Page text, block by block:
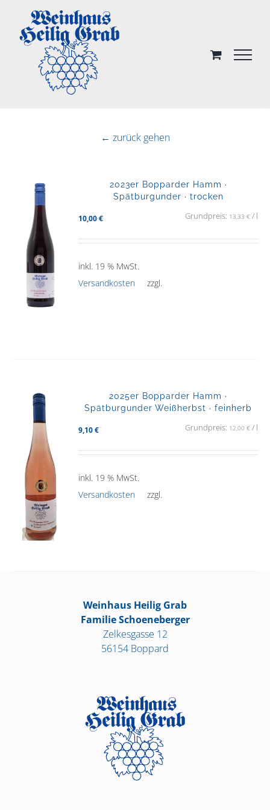
content
← zurück gehen
2023er Bopparder Hamm ·
Spätburgunder · trocken
10,00€ Grundpreis: 13,33 €/ l
inkl. 19 % MwSt.
zzgl.
Versandkosten
2025er Bopparder Hamm ·
Spätburgunder Weißherbst · feinherb
9,10€ Grundpreis: 12,00 €/ l
inkl. 19 % MwSt.
zzgl.
Versandkosten
Weinhaus Heilig Grab
Familie Schoeneberger
Zelkesgasse 12
56154 Boppard